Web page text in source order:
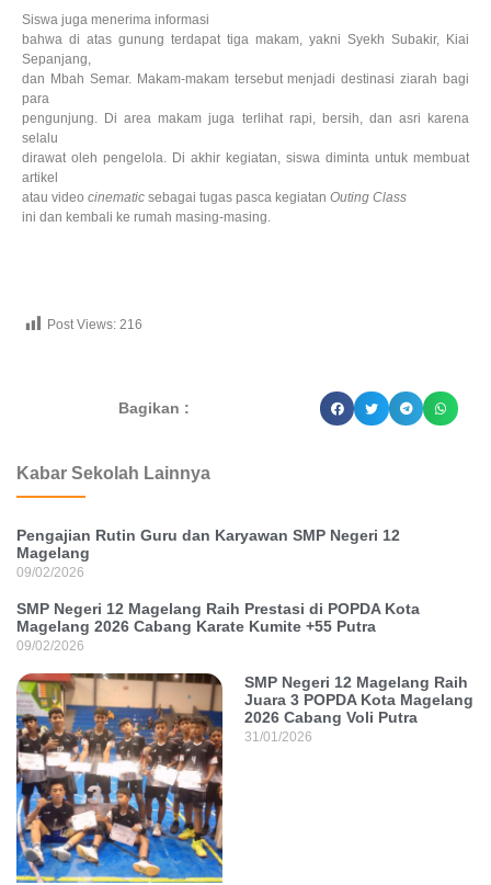
Siswa juga menerima informasi
bahwa di atas gunung terdapat tiga makam, yakni Syekh Subakir, Kiai
Sepanjang,
dan Mbah Semar. Makam-makam tersebut menjadi destinasi ziarah bagi
para
pengunjung. Di area makam juga terlihat rapi, bersih, dan asri karena
selalu
dirawat oleh pengelola. Di akhir kegiatan, siswa diminta untuk membuat
artikel
atau video cinematic sebagai tugas pasca kegiatan Outing Class
ini dan kembali ke rumah masing-masing.
Post Views: 216
Bagikan :
Kabar Sekolah Lainnya
Pengajian Rutin Guru dan Karyawan SMP Negeri 12
Magelang
09/02/2026
SMP Negeri 12 Magelang Raih Prestasi di POPDA Kota
Magelang 2026 Cabang Karate Kumite +55 Putra
09/02/2026
SMP Negeri 12 Magelang Raih
Juara 3 POPDA Kota Magelang
2026 Cabang Voli Putra
31/01/2026